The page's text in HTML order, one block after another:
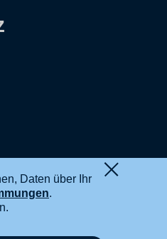
Daten über Ihr
.